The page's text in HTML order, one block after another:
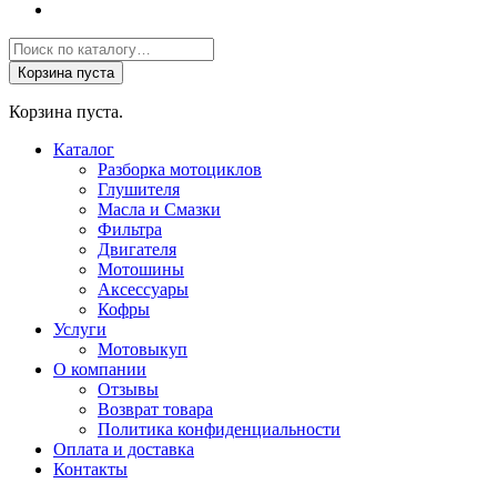
Поиск
товаров
Корзина пуста
Корзина пуста.
Каталог
Разборка мотоциклов
Глушителя
Масла и Смазки
Фильтра
Двигателя
Мотошины
Аксессуары
Кофры
Услуги
Мотовыкуп
О компании
Отзывы
Возврат товара
Политика конфиденциальности
Оплата и доставка
Контакты